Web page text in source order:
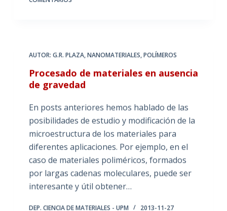
AUTOR: G.R. PLAZA,NANOMATERIALES,POLÍMEROS
Procesado de materiales en ausencia
de gravedad
En posts anteriores hemos hablado de las
posibilidades de estudio y modificación de la
microestructura de los materiales para
diferentes aplicaciones. Por ejemplo, en el
caso de materiales poliméricos, formados
por largas cadenas moleculares, puede ser
interesante y útil obtener…
DEP. CIENCIA DE MATERIALES - UPM 2013-11-27